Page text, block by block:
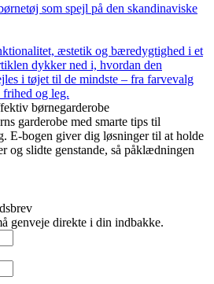
som spejl på den skandinaviske
æstetik og bæredygtighed i et
dykker ned i, hvordan den
i tøjet til de mindste – fra farvevalg
og leg.
børnegarderobe
garderobe med smarte tips til
E-bogen giver dig løsninger til at holde
og slidte genstande, så påklædningen
genveje direkte i din indbakke.